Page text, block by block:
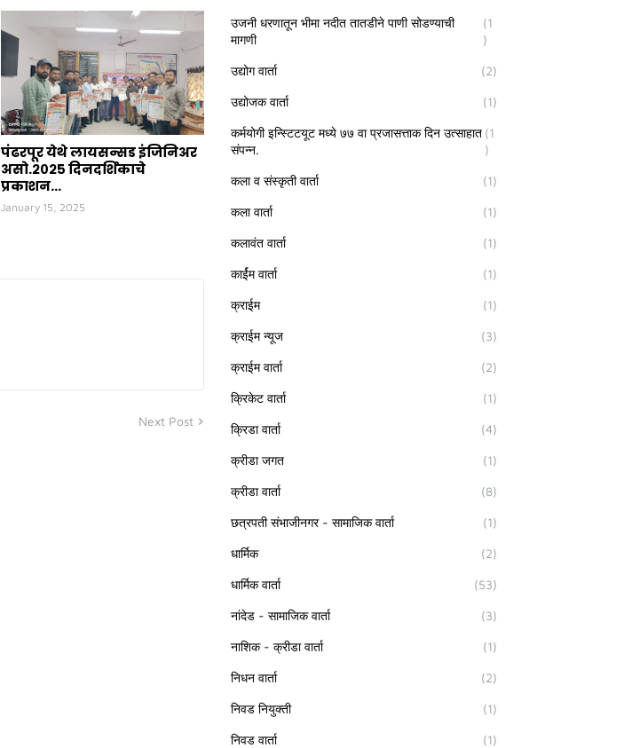
पंढरपूर येथे लायसन्सड इंजिनिअर
असो.२०२५ दिनदर्शिकाचे
प्रकाशन...
January 15, 2025
Next Post
उजनी धरणातून भीमा नदीत तातडीने पाणी सोडण्याची
मागणी
(1
)
उद्योग वार्ता (2)
उद्योजक वार्ता (1)
कर्मयोगी इन्स्टिटयूट मध्ये ७७ वा प्रजासत्ताक दिन उत्साहात
संपन्न.
(1
)
कला व संस्कृती वार्ता (1)
कला वार्ता (1)
कलावंत वार्ता (1)
कार्ईम वार्ता (1)
क्राईम (1)
क्राईम न्यूज (3)
क्राईम वार्ता (2)
क्रिकेट वार्ता (1)
क्रिडा वार्ता (4)
क्रीडा जगत (1)
क्रीडा वार्ता (8)
छत्रपती संभाजीनगर - सामाजिक वार्ता (1)
धार्मिक (2)
धार्मिक वार्ता (53)
नांदेड - सामाजिक वार्ता (3)
नाशिक - क्रीडा वार्ता (1)
निधन वार्ता (2)
निवड नियुक्ती (1)
निवड वार्ता (1)